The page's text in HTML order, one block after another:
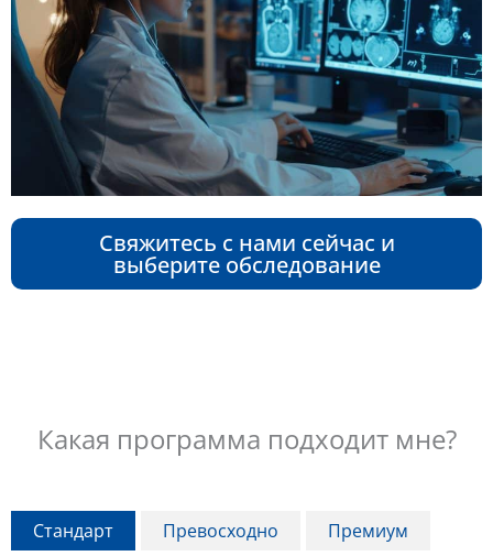
Свяжитесь с нами сейчас и
выберите обследование
Какая программа подходит мне?
Стандарт Превосходно Премиум